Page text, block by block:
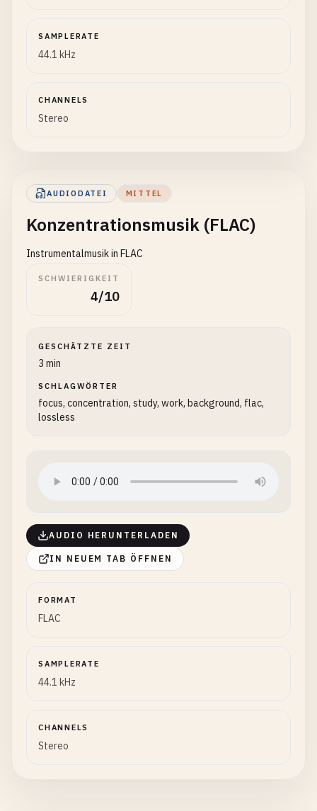
SAMPLERATE
44.1 kHz
CHANNELS
Stereo
AUDIODATEI MITTEL
Konzentrationsmusik (FLAC)
Instrumentalmusik in FLAC
SCHWIERIGKEIT
4/10
GESCHÄTZTE ZEIT
3 min
SCHLAGWÖRTER
focus, concentration, study, work, background, flac,
lossless
AUDIO HERUNTERLADEN
IN NEUEM TAB ÖFFNEN
FORMAT
FLAC
SAMPLERATE
44.1 kHz
CHANNELS
Stereo